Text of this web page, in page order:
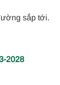
sắp tới.
2028